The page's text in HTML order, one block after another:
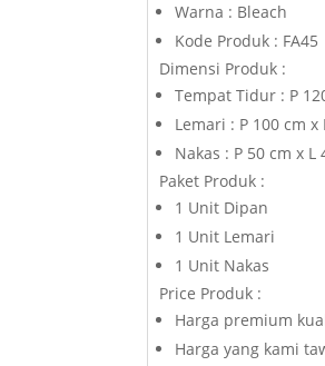
Warna : Bleach
Kode Produk : FA45
Dimensi Produk :
Tempat Tidur : P
Lemari : P 100 cm x
Nakas : P 50 cm x L
Paket Produk :
1 Unit Dipan
1 Unit Lemari
1 Unit Nakas
Price Produk :
Harga premium
Harga yang kami